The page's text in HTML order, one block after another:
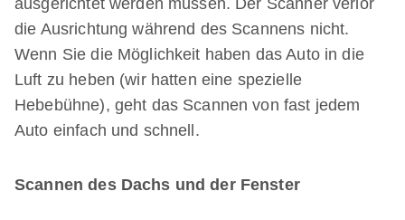
ausgerichtet werden müssen. Der Scanner verlor
die Ausrichtung während des Scannens nicht.
Wenn Sie die Möglichkeit haben das Auto in die
Luft zu heben (wir hatten eine spezielle
Hebebühne), geht das Scannen von fast jedem
Auto einfach und schnell.
Scannen des Dachs und der Fenster